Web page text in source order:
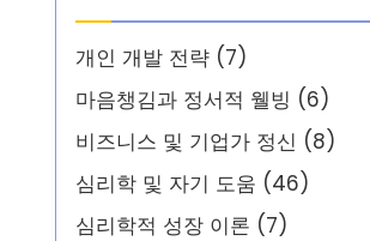
개인 개발 전략 (7)
마음챙김과 정서적 웰빙 (6)
비즈니스 및 기업가 정신 (8)
심리학 및 자기 도움 (46)
심리학적 성장 이론 (7)